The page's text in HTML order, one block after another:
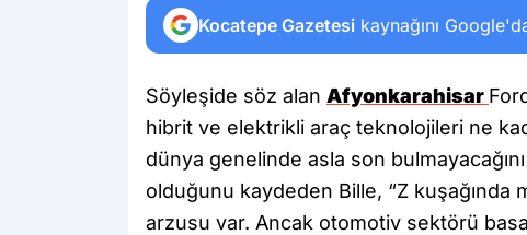
Kocatepe Gazetesi kaynağını
Söyleşide söz alan Afyonkarahisar
hibrit ve elektrikli araç teknolojileri ne
dünya genelinde asla son
olduğunu kaydeden Bille, “Z kuşağında
arzusu var. Ancak otomotiv sektörü